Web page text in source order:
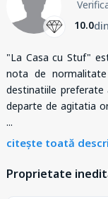
10.0din
"La Casa cu Stuf"
nota de
destinatiile preferate
departe de agitatia
...
citește toată
Proprietate